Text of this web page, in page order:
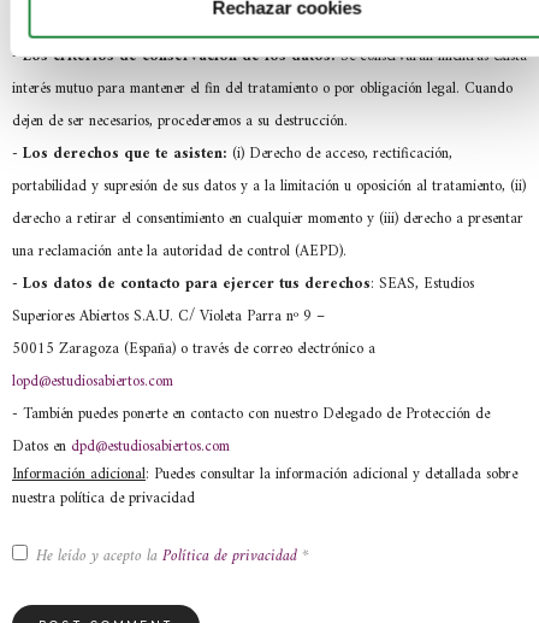
Rechazar cookies
La comunicación de los datos:No se comunicarán tus datos a terceros.
-Los criterios de conservación de los datos:Se conservarán mientras exista
interés mutuo para mantener el fin del tratamiento o por obligación legal. Cuando
dejen de ser necesarios, procederemos a su destrucción.
- Los derechos que te asisten: (i) Derecho de acceso, rectificación,
portabilidad y supresión de sus datos y a la limitación u oposición al tratamiento, (ii)
derecho a retirar el consentimiento en cualquier momento y (iii) derecho a presentar
una reclamación ante la autoridad de control (AEPD).
- Los datos de contacto para ejercer tus derechos: SEAS, Estudios
Superiores Abiertos S.A.U. C/ Violeta Parra nº 9 –
50015 Zaragoza (España) o través de correo electrónico a
lopd@estudiosabiertos.com
- También puedes ponerte en contacto con nuestro Delegado de Protección de
Datos en dpd@estudiosabiertos.com
Información adicional: Puedes consultar la información adicional y detallada sobre
nuestra política de privacidad
He leído y acepto la Política de privacidad *